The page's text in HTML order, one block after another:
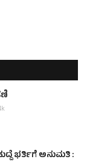
ಭರ್ತಿಗೆ ಅನುಮತಿ :